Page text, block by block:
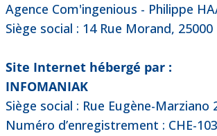
Agence Com'ingenious - Philippe
Siège social : 14 Rue Morand,
Site Internet hébergé par :
INFOMANIAK
Siège social : Rue Eugène-Marziano
Numéro d’enregistrement : CHE-